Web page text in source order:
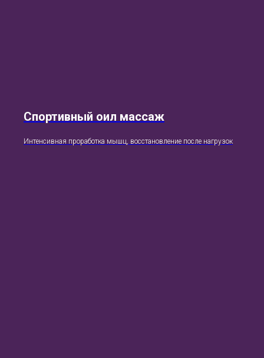
Спортивный оил массаж
Интенсивная проработка мышц, восстановление после нагрузок